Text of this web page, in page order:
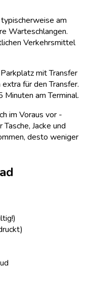
am
Warteschlangen.
Verkehrsmittel
mit Transfer
für den Transfer.
am Terminal.
im Voraus vor -
Jacke und
desto weniger